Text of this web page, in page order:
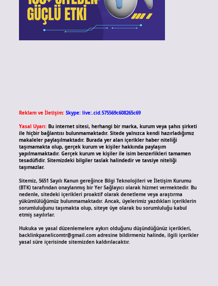
Reklam ve İletişim: Skype: live:.cid.575569c608265c69
Yasal Uyarı: Bu internet sitesi, herhangi bir marka, kurum veya şahıs şirketi
ile hiçbir bağlantısı bulunmamaktadır. Sitede yalnızca kendi hazırladığımız
makaleler paylaşılmaktadır. Burada yer alan içerikler haber niteliği
taşımamakta olup, gerçek kurum ve kişiler hakkında paylaşım
yapılmamaktadır. Gerçek kurum ve kişiler ile isim benzerlikleri tamamen
tesadüfidir. Sitemizdeki bilgiler taslak halindedir ve tavsiye niteliği
taşımazlar.
Sitemiz, 5651 Sayılı Kanun gereğince Bilgi Teknolojileri ve İletişim Kurumu
(BTK) tarafından onaylanmış bir Yer Sağlayıcı olarak hizmet vermektedir. Bu
nedenle, sitedeki içerikleri proaktif olarak denetleme veya araştırma
yükümlülüğümüz bulunmamaktadır. Ancak, üyelerimiz yazdıkları içeriklerin
sorumluluğunu taşımakta olup, siteye üye olarak bu sorumluluğu kabul
etmiş sayılırlar.
Hukuka ve yasal düzenlemelere aykırı olduğunu düşündüğünüz içerikleri,
backlinkpanelicomtr@gmail.comadresine bildirmeniz halinde, ilgili içerikler
yasal süre içerisinde sitemizden kaldırılacaktır.